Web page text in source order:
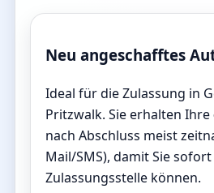
Neu angeschafftes
Ideal für die Zulassung in
Pritzwalk. Sie erhalten Ihre
nach Abschluss meist
Mail/SMS), damit Sie
Zulassungsstelle können.